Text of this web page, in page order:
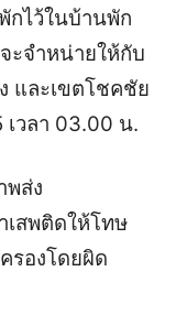
กไว้ในบ้านพัก
ะจำหน่ายให้กับ
และเขตโชคชัย
เวลา 03.00 น.
พส่ง
เสพติดให้โทษ
รองโดยผิด